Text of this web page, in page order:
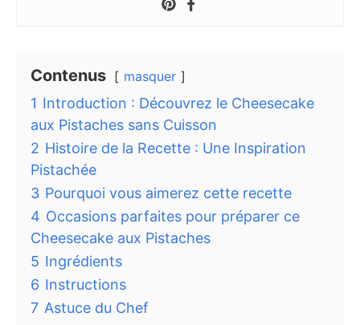
Contenus masquer
1 Introduction : Découvrez le Cheesecake
aux Pistaches sans Cuisson
2 Histoire de la Recette : Une Inspiration
Pistachée
3 Pourquoi vous aimerez cette recette
4 Occasions parfaites pour préparer ce
Cheesecake aux Pistaches
5 Ingrédients
6 Instructions
7 Astuce du Chef